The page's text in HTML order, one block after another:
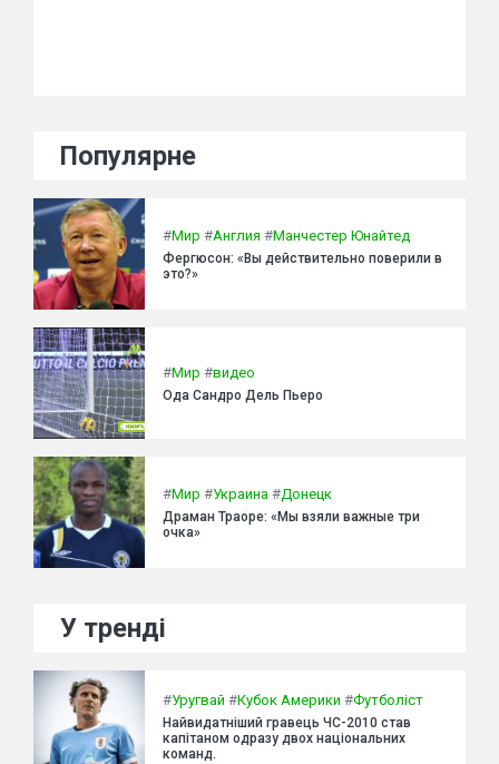
Популярне
#Мир #Англия #Манчестер Юнайтед
Фергюсон: «Вы действительно поверили в
это?»
#Мир #видео
Ода Сандро Дель Пьеро
#Мир #Украина #Донецк
Драман Траоре: «Мы взяли важные три
очка»
У тренді
#Уругвай #Кубок Америки #Футболіст
Найвидатніший гравець ЧС-2010 став
капітаном одразу двох національних
команд.